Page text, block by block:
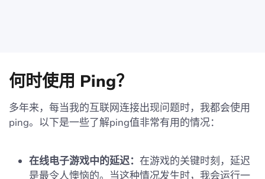
何时使用 Ping？
多年来，每当我的互联网连接出现问题时，我都会使用
ping。以下是一些了解ping值非常有用的情况：
在线电子游戏中的延迟： 在游戏的关键时刻，延迟
是最令人懊恼的。当这种情况发生时，我会运行一